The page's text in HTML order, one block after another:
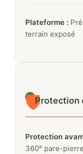
Plateforme :
terrain exposé
🛡️Protection
Protection
360° pare-